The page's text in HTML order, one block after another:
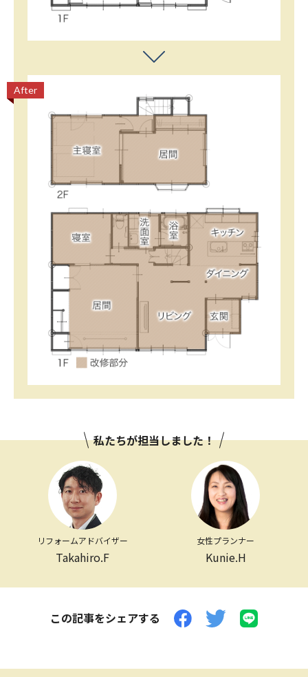
After
私たちが担当しました！
リフォームアドバイザー
Takahiro.F
女性プランナー
Kunie.H
この記事をシェアする